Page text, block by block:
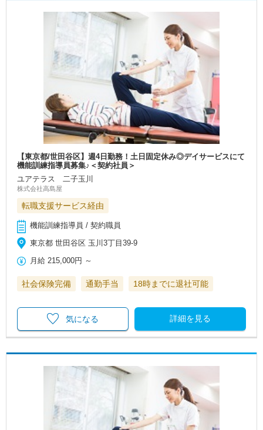
【東京都/世田谷区】週4日勤務！土日固定休み◎デイサービスにて
機能訓練指導員募集♪＜契約社員＞
ユアテラス 二子玉川
株式会社高島屋
転職支援サービス経由
機能訓練指導員 / 契約職員
東京都 世田谷区 玉川3丁目39-9
月給 215,000円 ～
社会保険完備 通勤手当 18時までに退社可能
詳細を見る
気になる